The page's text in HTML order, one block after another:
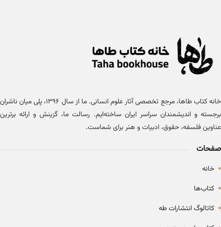
خانه کتاب طاها، مرجع تخصصی آثار علوم انسانی. ما از سال ۱۳۹۶، پلی میان ناشران
برجسته و اندیشمندان سراسر ایران ساخته‌ایم. رسالت ما، گزینش و ارائه برترین
عناوین فلسفه، حقوق، ادبیات و هنر برای شماست.
صفحات
• خانه
• کتاب‌ها
• کاتالوگ انتشارات طه